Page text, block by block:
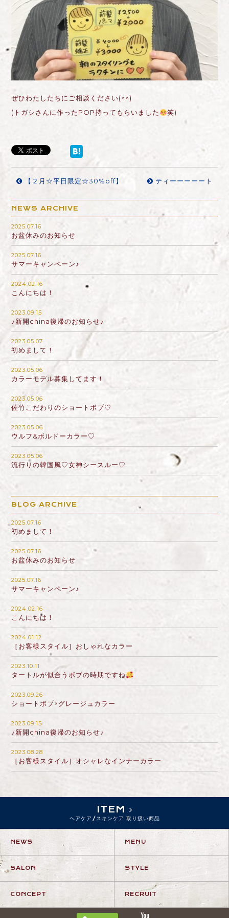
ぜひわたしたちにご相談ください(^^)
(トガシさんに作ったPOP持ってもらいました
笑)
【２月☆平日限定☆30%off】 ティーーーーート
NEWS ARCHIVE
2025.07.16
お盆休みのお知らせ
2025.07.16
サマーキャンペーン♪
2024.02.16
こんにちは！
2023.09.15
♪新開china復帰のお知らせ♪
2023.05.07
初めまして！
2023.05.06
カラーモデル募集してます！
2023.05.06
佐竹こだわりのショートボブ♡
2023.05.06
ウルフ&ボルドーカラー♡
2023.05.06
流行りの韓国風♡女神シースルー♡
BLOG ARCHIVE
2025.07.16
初めまして！
2025.07.16
お盆休みのお知らせ
2025.07.16
サマーキャンペーン♪
2024.02.16
こんにちは！
2024.01.12
［お客様スタイル］おしゃれなカラー
2023.10.11
タートルが似合うボブの時期ですね
2023.09.26
ショートボブ×グレージュカラー
2023.09.15
♪新開china復帰のお知らせ♪
2023.08.28
［お客様スタイル］オシャレなインナーカラー
ITEM
ヘアケア/スキンケア 取り扱い商品
NEWS MENU
SALON STYLE
CONCEPT RECRUIT